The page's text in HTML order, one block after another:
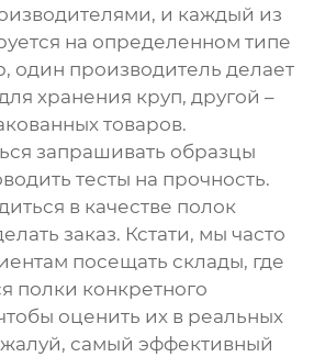
и каждый из
на определенном типе
один производитель делает
хранения круп, другой –
товаров.
запрашивать образцы
тесты на прочность.
в качестве полок
заказ. Кстати, мы часто
посещать склады, где
полки конкретного
оценить их в реальных
самый эффективный